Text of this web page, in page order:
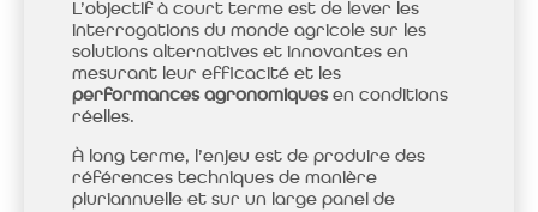
L’objectif à court terme est de lever les
interrogations du monde agricole sur les
solutions alternatives et innovantes en
mesurant leur efficacité et les
performances agronomiquesen conditions
réelles.
À long terme, l’enjeu est de produire des
références techniques de manière
pluriannuelle et sur un large panel de